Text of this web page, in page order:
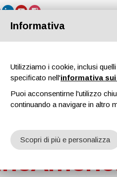
ipcmPedia Notizie
Informativa
Utilizziamo i cookie, inclusi
specificato nell'informativa
Puoi acconsentirne l'utilizzo
continuando a navigare in altro
Scopri di più e personalizza